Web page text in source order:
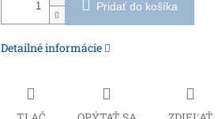
Pridať do košíka
Detailné informácie